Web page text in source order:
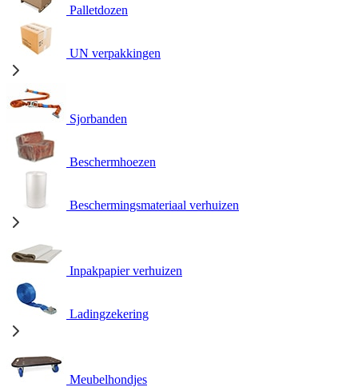
Palletdozen
UN verpakkingen
Sjorbanden
Beschermhoezen
Beschermingsmateriaal verhuizen
Inpakpapier verhuizen
Ladingzekering
Meubelhondjes